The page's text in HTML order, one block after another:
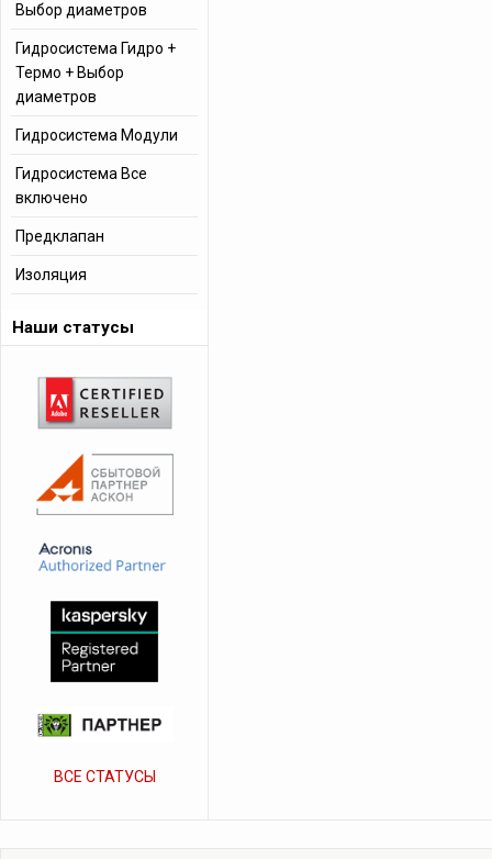
Выбор диаметров
Гидросистема Гидро +
Термо + Выбор
диаметров
Гидросистема Модули
Гидросистема Все
включено
Предклапан
Изоляция
Наши статусы
ВСЕ СТАТУСЫ